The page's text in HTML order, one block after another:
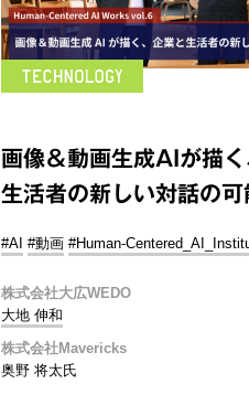
画像＆動画生成AIが描く
生活者の新しい対話の可
#AI #動画 #Human-
株式会社大広WEDO
大地 伸和
株式会社Mavericks
奥野 将太氏